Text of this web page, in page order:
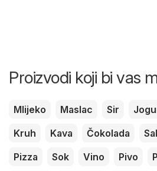
Proizvodi koji bi vas
Mlijeko Maslac Sir
Kruh
Kava Čokolada
Pizza
Sok Vino Pivo